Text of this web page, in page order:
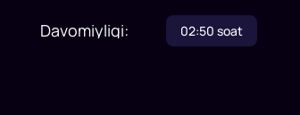
Davomiyligi: 02:50 soat